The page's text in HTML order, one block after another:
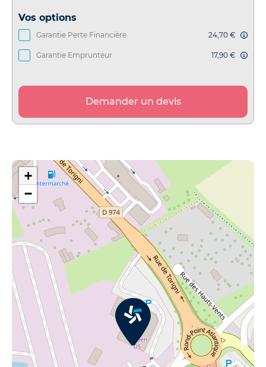
Vos options
Garantie Perte Financière 24,70 €
Garantie Emprunteur 17,90 €
Demander un devis
+
−